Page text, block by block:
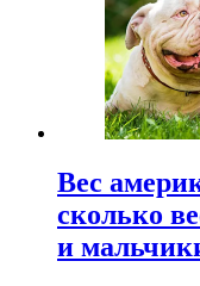
Вес
сколько
и